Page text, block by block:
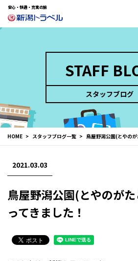
安心・快適・充実の旅
STAFF
スタッフブログ
HOME スタッフブログ一覧 鳥屋野潟公園(とやの
2021.03.03
鳥屋野潟公園(とやのが
ってきました！